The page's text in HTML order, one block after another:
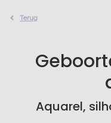
Terug
Aquarel,